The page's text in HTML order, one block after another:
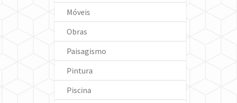
Móveis
Obras
Paisagismo
Pintura
Piscina